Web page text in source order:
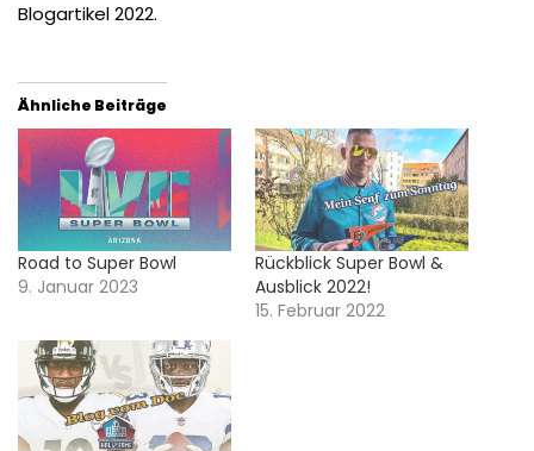
Blogartikel 2022.
Ähnliche Beiträge
Road to Super Bowl
9. Januar 2023
Rückblick Super Bowl &
Ausblick 2022!
15. Februar 2022